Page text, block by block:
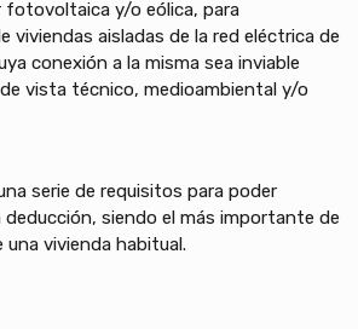
fotovoltaica y/o eólica, para
viviendas aisladas de la red eléctrica de
conexión a la misma sea inviable
vista técnico, medioambiental y/o
serie de requisitos para poder
deducción, siendo el más importante de
vivienda habitual.